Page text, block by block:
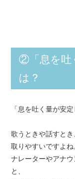
②「息を吐
は？
「息を吐く量が安
歌うときや話すと
取りやすいですよね
ナレーターやアナ
と、